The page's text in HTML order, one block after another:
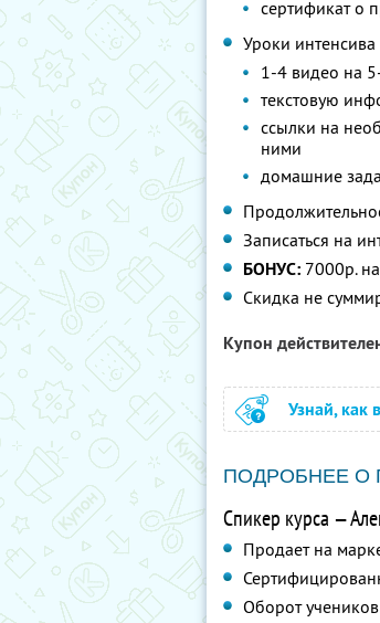
сертификат о
Уроки
1-4 видео на
текстовую
ссылки на
ними
домашние
Записаться на
БОНУС: 7000р.
Скидка не
Купон
Узнай, как
ПОДРОБНЕЕ О
Спикер курса —
Продает на
Оборот